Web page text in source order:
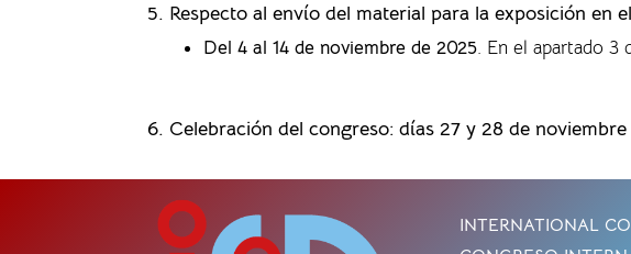
5. Respecto al envío del material para la exposición en
Del 4 al 14 de noviembre de 2025. En el apartado 3
6. Celebración del congreso: días 27 y 28 de
INTERNATIONAL